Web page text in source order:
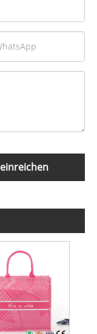
einreichen